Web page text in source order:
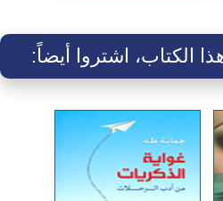
الكتاب، اشتروا أيضاً: